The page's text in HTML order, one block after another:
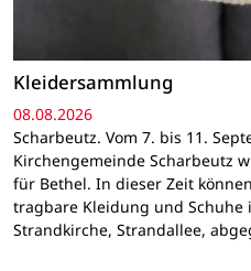
Kleidersammlung
08.08.2026
Scharbeutz. Vom 7. bis 11.
Kirchengemeinde Scharbeutz
für Bethel. In dieser Zeit
tragbare Kleidung und Schuhe
Strandkirche, Strandallee,